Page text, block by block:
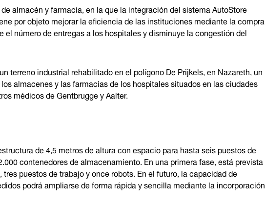
almacén y farmacia, en la que la integración del sistema AutoStore
por objeto mejorar la eficiencia de las instituciones mediante la compra
el número de entregas a los hospitales y disminuye la congestión del
terreno industrial rehabilitado en el polígono De Prijkels, en Nazareth, un
almacenes y las farmacias de los hospitales situados en las ciudades
médicos de Gentbrugge y Aalter.
de 4,5 metros de altura con espacio para hasta seis puestos de
contenedores de almacenamiento. En una primera fase, está prevista
puestos de trabajo y once robots. En el futuro, la capacidad de
podrá ampliarse de forma rápida y sencilla mediante la incorporación